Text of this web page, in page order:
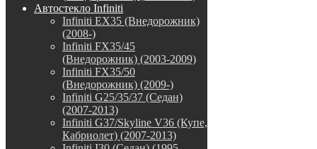
Автостекло Infiniti
Infiniti EX35 (Внедорожник)
(2008-)
Infiniti FX35/45
(Внедорожник) (2003-2009)
Infiniti FX35/50
(Внедорожник) (2009-)
Infiniti G25/35/37 (Седан)
(2007-2013)
Infiniti G37/Skyline V36 (Купе,
Кабриолет) (2007-2013)